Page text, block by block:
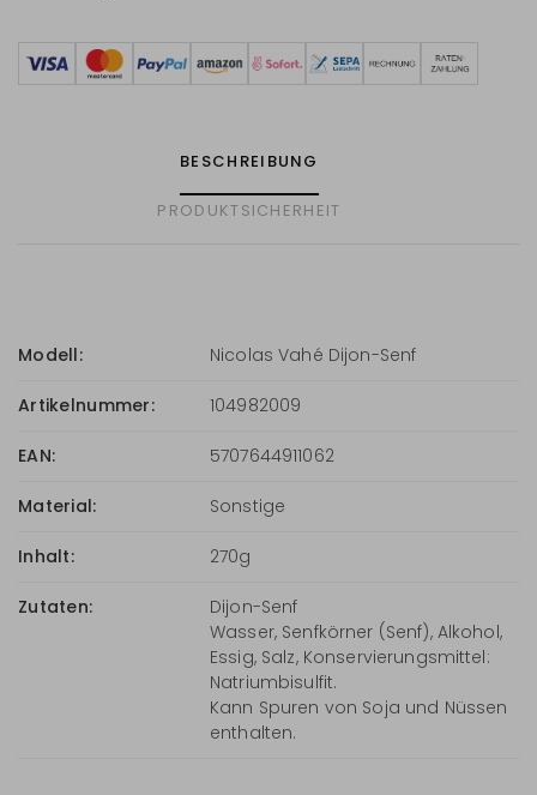
BESCHREIBUNG
PRODUKTSICHERHEIT
Modell: Nicolas Vahé Dijon-Senf
Artikelnummer: 104982009
EAN: 5707644911062
Material: Sonstige
Inhalt: 270g
Zutaten:
Dijon-Senf
Wasser, Senfkörner (Senf), Alkohol,
Essig, Salz, Konservierungsmittel:
Natriumbisulfit.
Kann Spuren von Soja und Nüssen
enthalten.